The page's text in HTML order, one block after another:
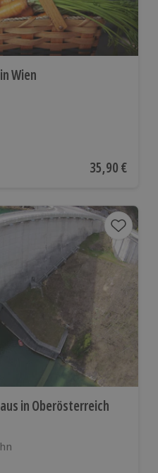
Wien
auf 120 Bewertungen
Aktueller
35,90 €
in Oberösterreich